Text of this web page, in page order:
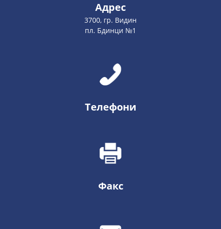
Адрес
3700, гр. Видин
пл. Бдинци №1
Телефони
Факс